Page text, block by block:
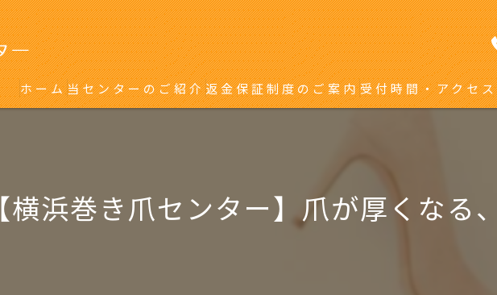
ホーム当センターのご紹介返金保証制度のご案内受付時間・アクセス
【横浜巻き爪センター】爪が厚くなる